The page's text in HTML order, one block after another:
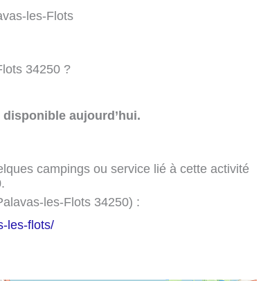
les-Flots
34250 ?
aujourd’hui.
campings ou service lié à cette activité
les-Flots 34250) :
les-flots/